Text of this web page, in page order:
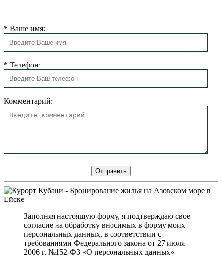
* Ваше имя:
* Телефон:
Комментарий:
Заполняя настоящую форму, я подтверждаю свое
согласие на обработку вносимых в форму моих
персональных данных, в соответствии с
требованиями Федерального закона от 27 июля
2006 г. №152-ФЗ «О персональных данных»